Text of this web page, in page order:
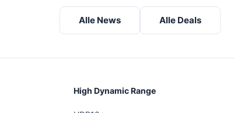
Alle News Alle Deals
High Dynamic Range